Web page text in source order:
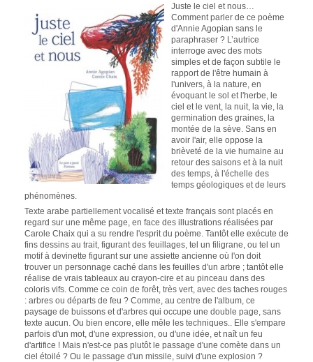
Juste le ciel et nous…
Comment parler de ce poème
d'Annie Agopian sans le
paraphraser ? L’autrice
interroge avec des mots
simples et de façon subtile le
rapport de l'être humain à
l'univers, à la nature, en
évoquant le sol et l'herbe, le
ciel et le vent, la nuit, la vie, la
germination des graines, la
montée de la sève. Sans en
avoir l'air, elle oppose la
brièveté de la vie humaine au
retour des saisons et à la nuit
des temps, à l'échelle des
temps géologiques et de leurs
phénomènes.
Texte arabe partiellement vocalisé et texte français sont placés en
regard sur une même page, en face des illustrations réalisées par
Carole Chaix qui a su rendre l'esprit du poème. Tantôt elle exécute de
fins dessins au trait, figurant des feuillages, tel un filigrane, ou tel un
motif à devinette figurant sur une assiette ancienne où l'on doit
trouver un personnage caché dans les feuilles d'un arbre ; tantôt elle
réalise de vrais tableaux au crayon-cire et au pinceau dans des
coloris vifs. Comme ce coin de forêt, très vert, avec des taches rouges
: arbres ou départs de feu ? Comme, au centre de l'album, ce
paysage de buissons et d'arbres qui occupe une double page, sans
texte aucun. Ou bien encore, elle mêle les techniques.. Elle s'empare
parfois d'un mot, d'une expression, ou d'une idée, et naît un feu
d'artifice ! Mais n'est-ce pas plutôt le passage d'une comète dans un
ciel étoilé ? Ou le passage d'un missile, suivi d'une explosion ?